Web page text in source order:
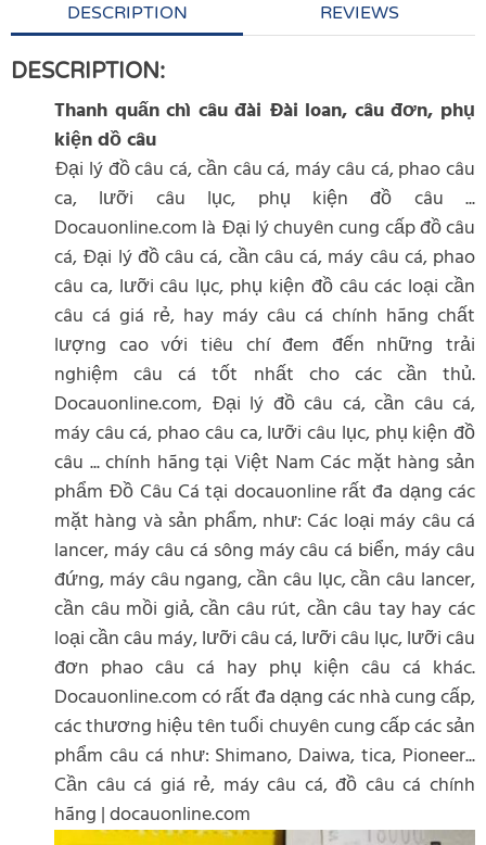
DESCRIPTION REVIEWS
DESCRIPTION:
Thanh quấn chì câu đài Đài loan, câu đơn, phụ
kiện dồ câu
Đại lý đồ câu cá, cần câu cá, máy câu cá, phao câu
ca, lưỡi câu lục, phụ kiện đồ câu ...
Docauonline.com là Đại lý chuyên cung cấp đồ câu
cá, Đại lý đồ câu cá, cần câu cá, máy câu cá, phao
câu ca, lưỡi câu lục, phụ kiện đồ câu các loại cần
câu cá giá rẻ, hay máy câu cá chính hãng chất
lượng cao với tiêu chí đem đến những trải
nghiệm câu cá tốt nhất cho các cần thủ.
Docauonline.com, Đại lý đồ câu cá, cần câu cá,
máy câu cá, phao câu ca, lưỡi câu lục, phụ kiện đồ
câu ... chính hãng tại Việt Nam Các mặt hàng sản
phẩm Đồ Câu Cá tại docauonline rất đa dạng các
mặt hàng và sản phẩm, như: Các loại máy câu cá
lancer, máy câu cá sông máy câu cá biển, máy câu
đứng, máy câu ngang, cần câu lục, cần câu lancer,
cần câu mồi giả, cần câu rút, cần câu tay hay các
loại cần câu máy, lưỡi câu cá, lưỡi câu lục, lưỡi câu
đơn phao câu cá hay phụ kiện câu cá khác.
Docauonline.com có rất đa dạng các nhà cung cấp,
các thương hiệu tên tuổi chuyên cung cấp các sản
phẩm câu cá như: Shimano, Daiwa, tica, Pioneer...
Cần câu cá giá rẻ, máy câu cá, đồ câu cá chính
hãng | docauonline.com